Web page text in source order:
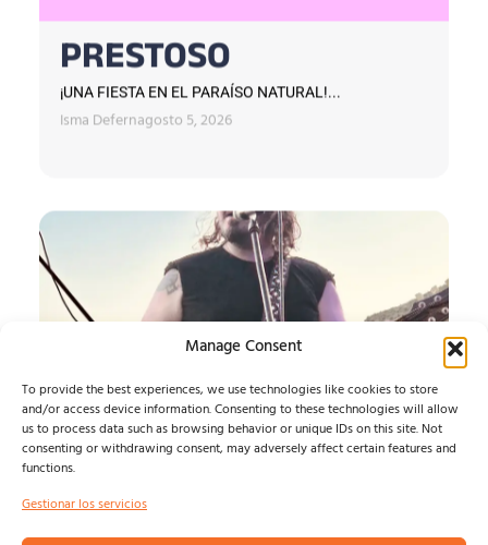
Manage Consent
To provide the best experiences, we use technologies like cookies to store
and/or access device information. Consenting to these technologies will allow
us to process data such as browsing behavior or unique IDs on this site. Not
consenting or withdrawing consent, may adversely affect certain features and
functions.
Gestionar los servicios
PRESTOSO
¡UNA FIESTA EN EL PARAÍSO NATURAL!...
Isma Defernagosto 5, 2026
SATURNA